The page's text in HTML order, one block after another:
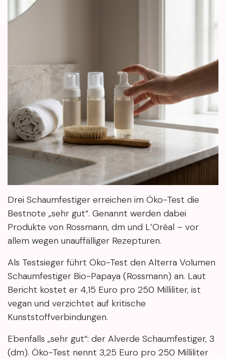
Drei Schaumfestiger erreichen im Öko-Test die
Bestnote „sehr gut“. Genannt werden dabei
Produkte von Rossmann, dm und L’Oréal – vor
allem wegen unauffälliger Rezepturen.
Als Testsieger führt Öko-Test den Alterra Volumen
Schaumfestiger Bio-Papaya (Rossmann) an. Laut
Bericht kostet er 4,15 Euro pro 250 Milliliter, ist
vegan und verzichtet auf kritische
Kunststoffverbindungen.
Ebenfalls „sehr gut“: der Alverde Schaumfestiger, 3
(dm). Öko-Test nennt 3,25 Euro pro 250 Milliliter